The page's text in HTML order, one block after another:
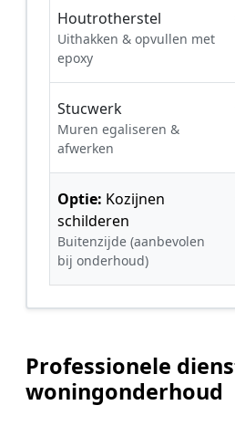
Houtrotherstel
Uithakken & opvullen met
epoxy
Stucwerk
Muren egaliseren &
afwerken
Optie: Kozijnen
schilderen
Buitenzijde (aanbevolen
bij onderhoud)
Professionele
woningonderhoud